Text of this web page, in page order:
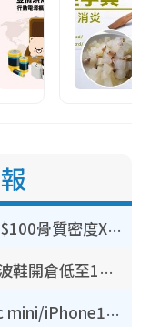
港大推賽馬會強化骨骼計劃！$100骨質密度X光檢查 完成免費運動訓練送超市禮券！附參加資格
開倉優惠 | 尖沙咀海港城名牌波鞋開倉低至1折！On鞋$899起／Joy&Peace鞋履$98起
豐澤優惠勁減低至44折！Mac mini/iPhone17Pro大減價！廚房家電$220起